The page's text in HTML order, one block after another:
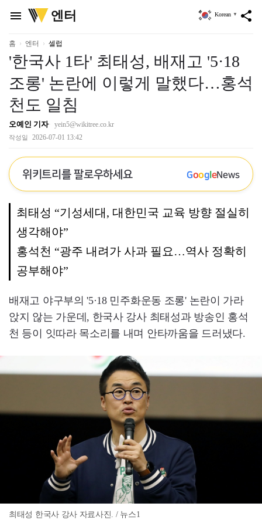
menu
위
키
리
엔터 share
Korean ▼
홈 엔터 셀럽
'한국사 1타' 최태성, 배재고 '5·18
조롱' 논란에 이렇게 말했다…홍석
천도 일침
오예인 기자 yein5@wikitree.co.kr
작성일 2026-07-01 13:42
위키트리를 팔로우하세요 GoogleNews
최태성 “기성세대, 대한민국 교육 방향 절실히
생각해야”
홍석천 “광주 내려가 사과 필요…역사 정확히
공부해야”
배재고 야구부의 '5·18 민주화운동 조롱' 논란이 가라
앉지 않는 가운데, 한국사 강사 최태성과 방송인 홍석
천 등이 잇따라 목소리를 내며 안타까움을 드러냈다.
최태성 한국사 강사 자료사진. / 뉴스1